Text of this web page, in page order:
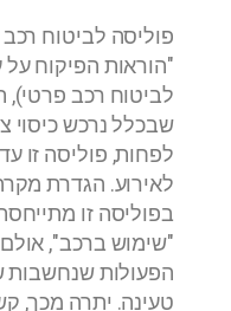
פוליסה לביטוח
"הוראות הפיקוח על
שבכלל נרכש כיסוי
לפחות, פוליסה זו
לאירוע. הגדרת
בפוליסה זו
הפעולות שנחשבות
טעינה. יתרה מכך,